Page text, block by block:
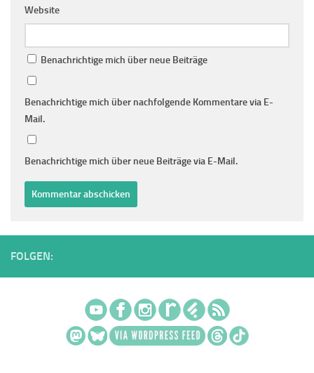
Website
Benachrichtige mich über neue Beiträge
Benachrichtige mich über nachfolgende Kommentare via E-
Mail.
Benachrichtige mich über neue Beiträge via E-Mail.
FOLGEN: